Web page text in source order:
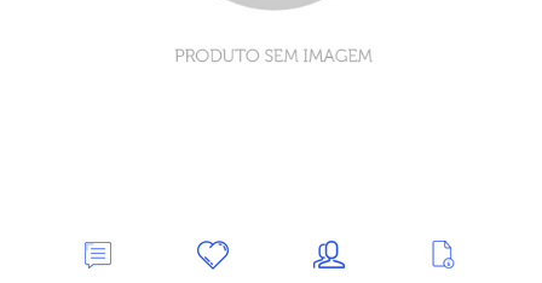
Comentário
Indique
informações